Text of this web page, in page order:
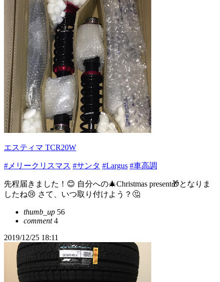
エスティマ TCR20W
#メリークリスマス #サンタ #Largus #車高調
先程届きました！😊 自分への🎄Christmas present🎁となりま
したね😢 さて、いつ取り付けよう？🤔
thumb_up 56
comment4
2019/12/25 18:11